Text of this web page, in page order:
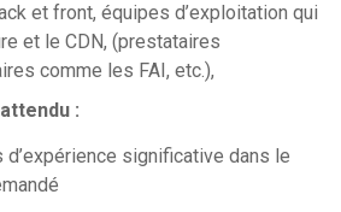
et front, équipes d’exploitation qui
et le CDN, (prestataires
comme les FAI, etc.),
:
d’expérience significative dans le